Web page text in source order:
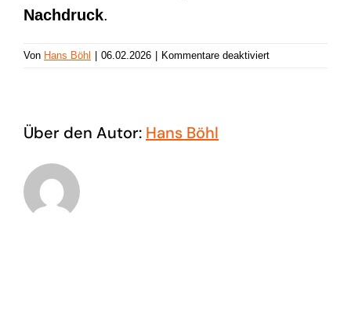
Nachdruck.
Von Hans Böhl 06.02.2026 Kommentare deaktiviertfür
Über den Autor: Hans Böhl